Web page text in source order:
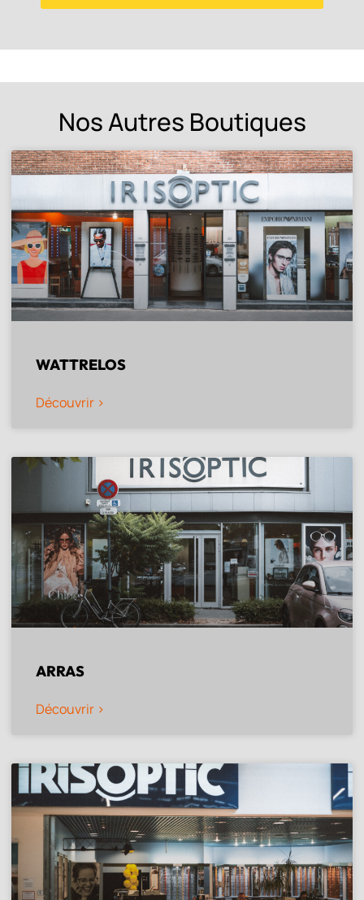
Nos Autres Boutiques
WATTRELOS
Découvrir >
ARRAS
Découvrir >